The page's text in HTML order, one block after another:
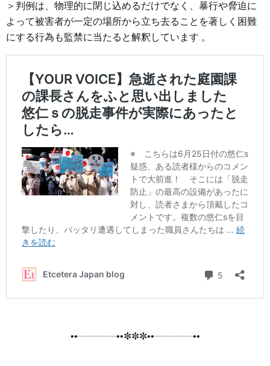
＞判例は、物理的に閉じ込めるだけでなく、暴行や脅迫に
よって被害者が一定の場所から立ち去ることを著しく困難
にする行為も監禁に当たると解釈しています 。
••┈┈┈┈••✼✼✼••┈┈┈┈••